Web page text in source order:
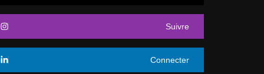
Suivre
Connecter